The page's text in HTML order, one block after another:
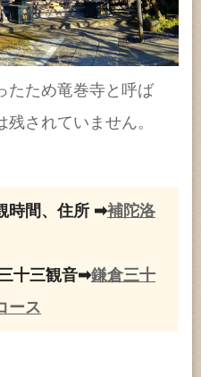
たため竜巻寺と呼ば
されていません。
時間、住所 ➡補陀洛
十三観音➡鎌倉三十
ース